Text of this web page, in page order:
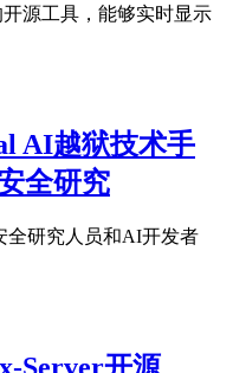
源工具，能够实时显示
AI越狱技术手
全研究
全研究人员和AI开发者
Server开源